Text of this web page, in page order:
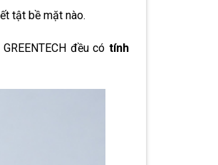
tật bề mặt nào.
đều cótính